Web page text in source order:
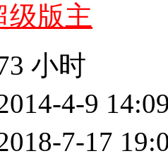
级版主
小时
4-9
7-17